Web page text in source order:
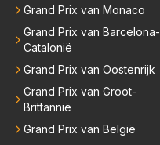
Grand Prix van Monaco
Grand Prix van Barcelona-
Catalonië
Grand Prix van Oostenrijk
Grand Prix van Groot-
Brittannië
Grand Prix van België